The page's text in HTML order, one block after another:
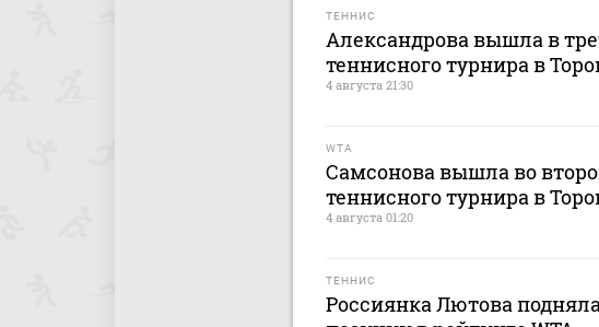
ТЕННИС
Александрова вышла в
теннисного турнира в
4 августа 21:30
WTA
Самсонова вышла во
теннисного турнира в
4 августа 01:20
ТЕННИС
Россиянка Лютова